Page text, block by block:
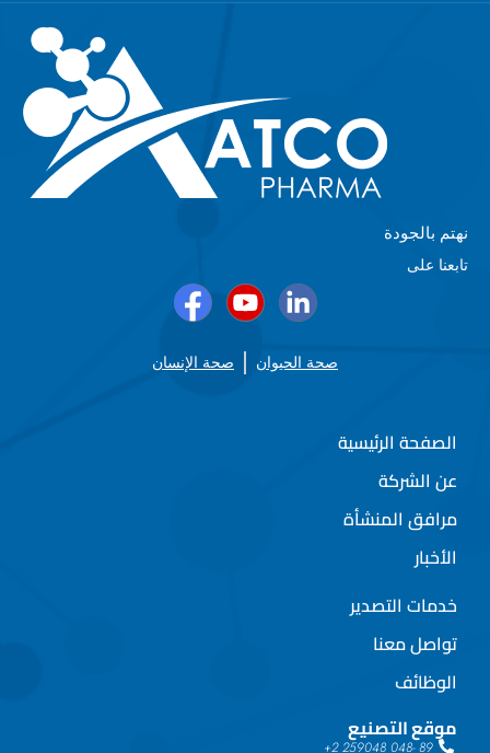
نهتم بالجودة
تابعنا على
صحة الحيوان صحة الإنسان
الصفحة الرئيسية
عن الشركة
مرافق المنشأة
الأخبار
خدمات التصدير
تواصل معنا
الوظائف
موقع التصنيع
89 -048 259048 2+